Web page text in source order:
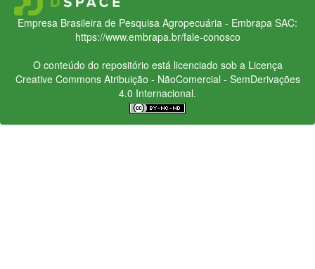
Empresa Brasileira de Pesquisa Agropecuária - Embrapa SAC:
https://www.embrapa.br/fale-conosco
O conteúdo do repositório está licenciado sob a Licença
Creative CommonsAtribuição - NãoComercial - SemDerivações
4.0 Internacional.